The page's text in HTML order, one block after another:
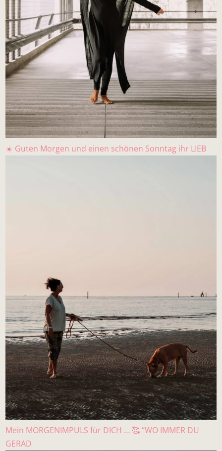
☀️ Guten Morgen und einen schönen Sonntag ihr LIEB
Mein MORGENIMPULS für DICH … 🥰 “WO IMMER DU
GERAD